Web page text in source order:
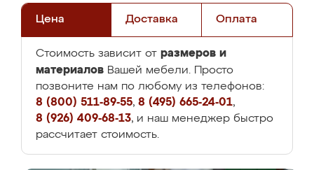
Цена Доставка Оплата
Стоимость зависит от размеров и
материалов Вашей мебели. Просто
позвоните нам по любому из телефонов:
8 (800) 511-89-55, 8 (495) 665-24-01,
8 (926) 409-68-13, и наш менеджер быстро
рассчитает стоимость.